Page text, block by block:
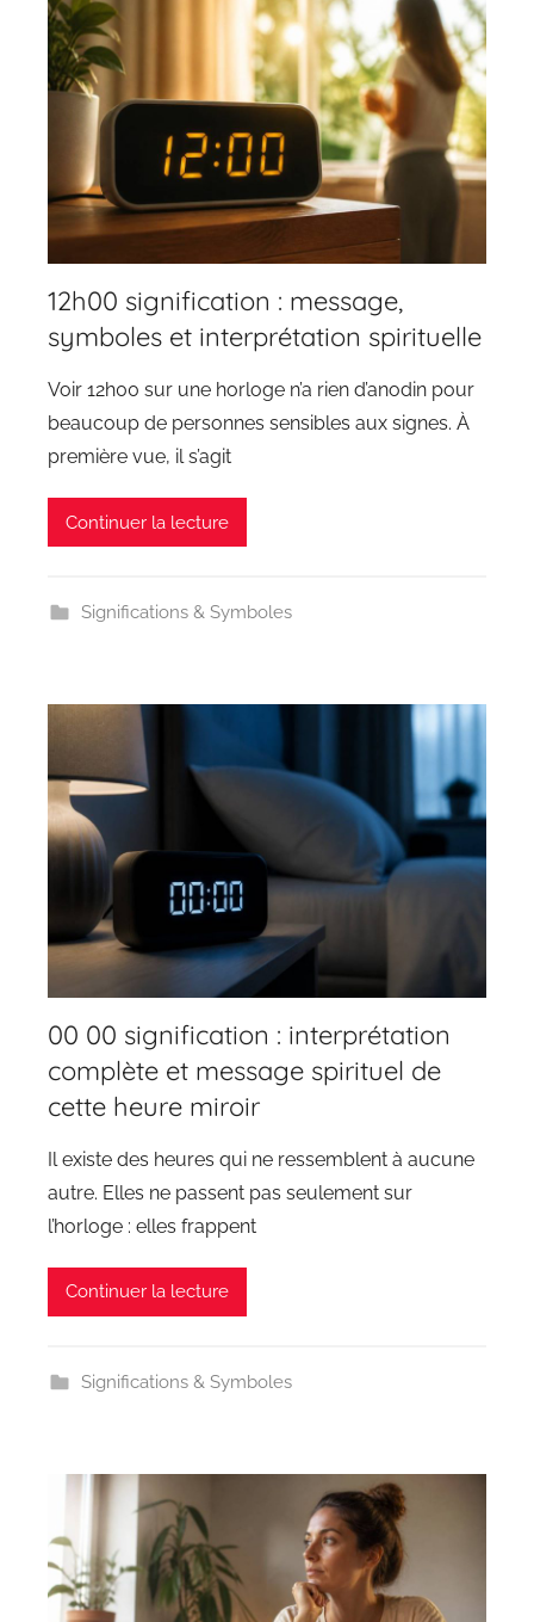
12h00 signification : message,
symboles et interprétation spirituelle
Voir 12h00 sur une horloge n’a rien d’anodin pour
beaucoup de personnes sensibles aux signes. À
première vue, il s’agit
Continuer la lecture
Significations & Symboles
00 00 signification : interprétation
complète et message spirituel de
cette heure miroir
Il existe des heures qui ne ressemblent à aucune
autre. Elles ne passent pas seulement sur
l’horloge : elles frappent
Continuer la lecture
Significations & Symboles